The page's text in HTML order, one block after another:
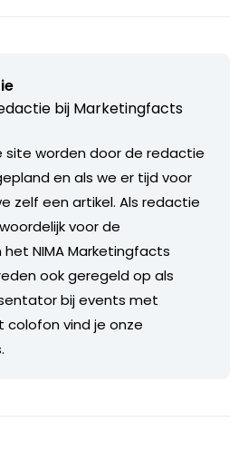
bij Marketingfacts
site worden door de redactie
en als we er tijd voor
zelf een artikel. Als redactie
voor de
NIMA Marketingfacts
ook geregeld op als
bij events met
colofon vind je onze